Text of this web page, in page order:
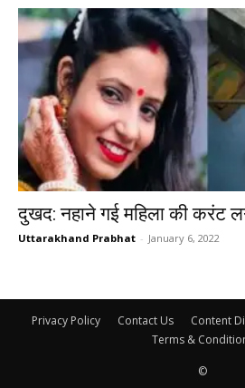
दुखद: नहाने गई महिला की करंट
Uttarakhand Prabhat - January 6, 2022
Privacy Policy Contact Us Content
Terms &
©